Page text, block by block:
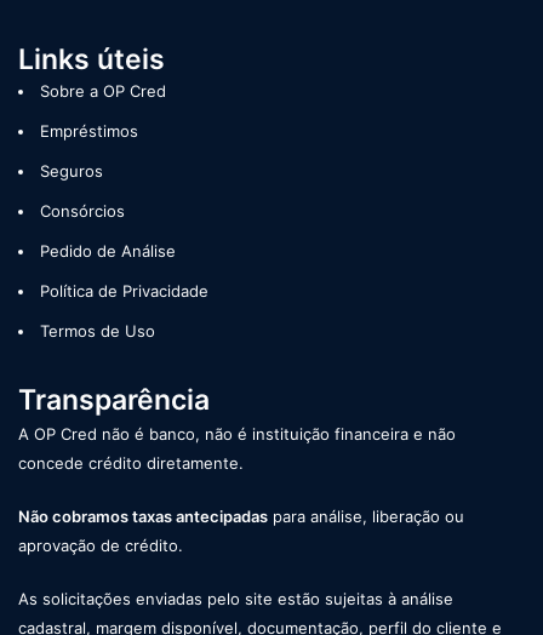
Links úteis
Sobre a OP Cred
Empréstimos
Seguros
Consórcios
Pedido de Análise
Política de Privacidade
Termos de Uso
Transparência
A OP Cred não é banco, não é instituição financeira e não
concede crédito diretamente.
Não cobramos taxas antecipadas para análise, liberação ou
aprovação de crédito.
As solicitações enviadas pelo site estão sujeitas à análise
cadastral, margem disponível, documentação, perfil do cliente e